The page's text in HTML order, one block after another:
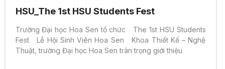
HSU_The 1st HSU Students Fest
Trường Đại học Hoa Sen tổ chức The 1st HSU Students
Fest Lễ Hội Sinh Viên Hoa Sen Khoa Thiết Kế – Nghệ
Thuật, trường Đại học Hoa Sen trân trọng giới thiệu